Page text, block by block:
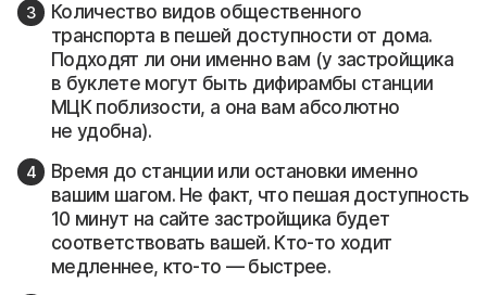
Количество видов общественного
транспорта в пешей доступности от дома.
Подходят ли они именно вам (у застройщика
в буклете могут быть дифирамбы станции
МЦК поблизости, а она вам абсолютно
не удобна).
Время до станции или остановки именно
вашим шагом. Не факт, что пешая доступность
10 минут на сайте застройщика будет
соответствовать вашей. Кто-то ходит
медленнее, кто-то — быстрее.